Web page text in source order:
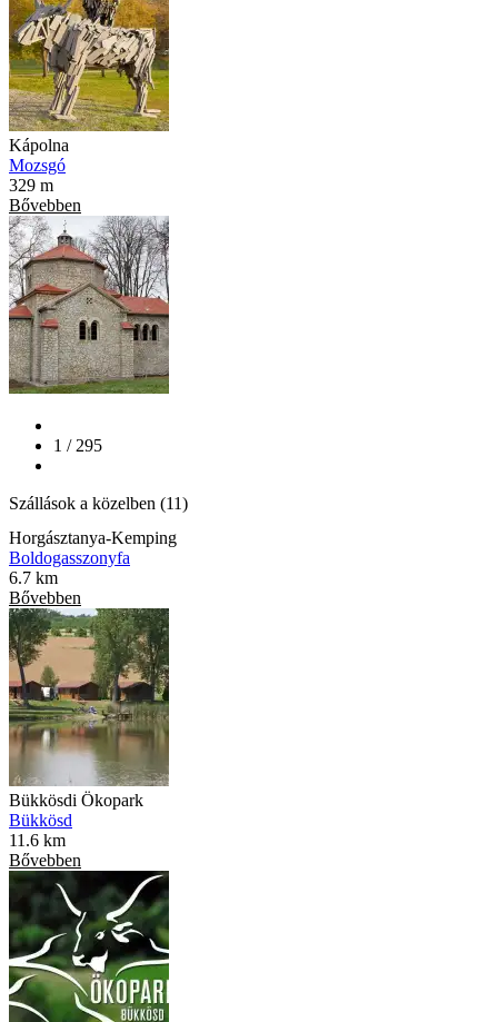
Kápolna
Mozsgó
329 m
Bővebben
1 / 295
Szállások a közelben (11)
Horgásztanya-Kemping
Boldogasszonyfa
6.7 km
Bővebben
Bükkösdi Ökopark
Bükkösd
11.6 km
Bővebben